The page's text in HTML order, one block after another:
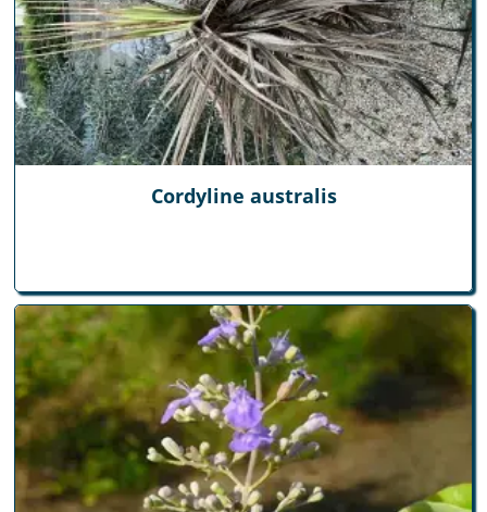
Cordyline australis